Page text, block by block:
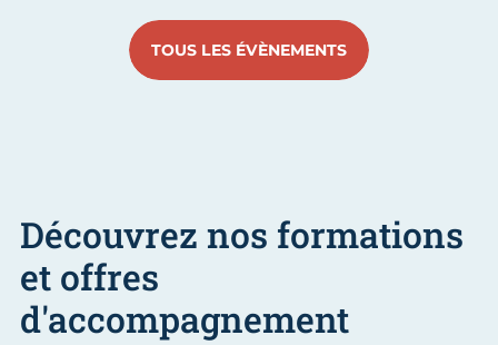
TOUS LES ÉVÈNEMENTS
Découvrez nos formations
et offres
d'accompagnement